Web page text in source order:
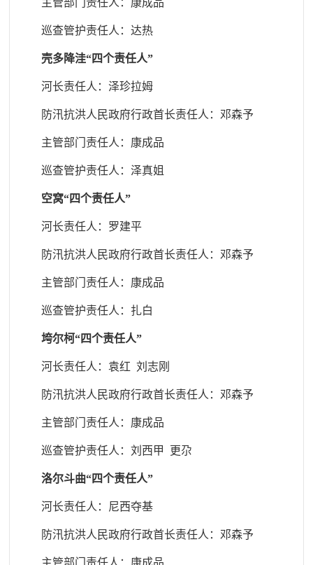
主管部门责任人 ：康成品
巡查管护责任人 ：达热
壳多降洼“四个责任人”
河长责任人：泽珍拉姆
防汛抗洪人民政府行政首长责任人 ：邓森予
主管部门责任人 ：康成品
巡查管护责任人 ：泽真姐
空窝“四个责任人”
河长责任人：罗建平
防汛抗洪人民政府行政首长责任人 ：邓森予
主管部门责任人 ：康成品
巡查管护责任人 ：扎白
垮尔柯“四个责任人”
河长责任人：袁红 刘志刚
防汛抗洪人民政府行政首长责任人 ：邓森予
主管部门责任人 ：康成品
巡查管护责任人 ：刘西甲 更尕
洛尔斗曲“四个责任人”
河长责任人：尼西夺基
防汛抗洪人民政府行政首长责任人 ：邓森予
主管部门责任人 ：康成品